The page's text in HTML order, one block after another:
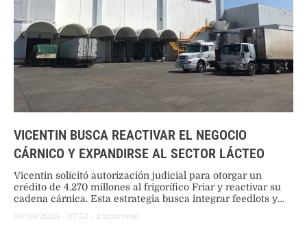
VICENTIN BUSCA REACTIVAR EL NEGOCIO
CÁRNICO Y EXPANDIRSE AL SECTOR LÁCTEO
Vicentin solicitó autorización judicial para otorgar un
crédito de 4.270 millones al frigorífico Friar y reactivar su
cadena cárnica. Esta estrategia busca integrar feedlots y
bioetanol, además de expandir la empresa hacia el negocio
lácteo mediante la compra de ARSA.
04/08/2026 - 07:53 - 2 min read